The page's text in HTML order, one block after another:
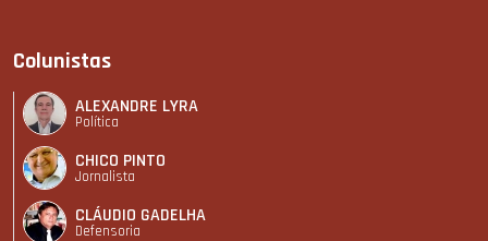
Colunistas
ALEXANDRE LYRA
Política
CHICO PINTO
Jornalista
CLÁUDIO GADELHA
Defensoria